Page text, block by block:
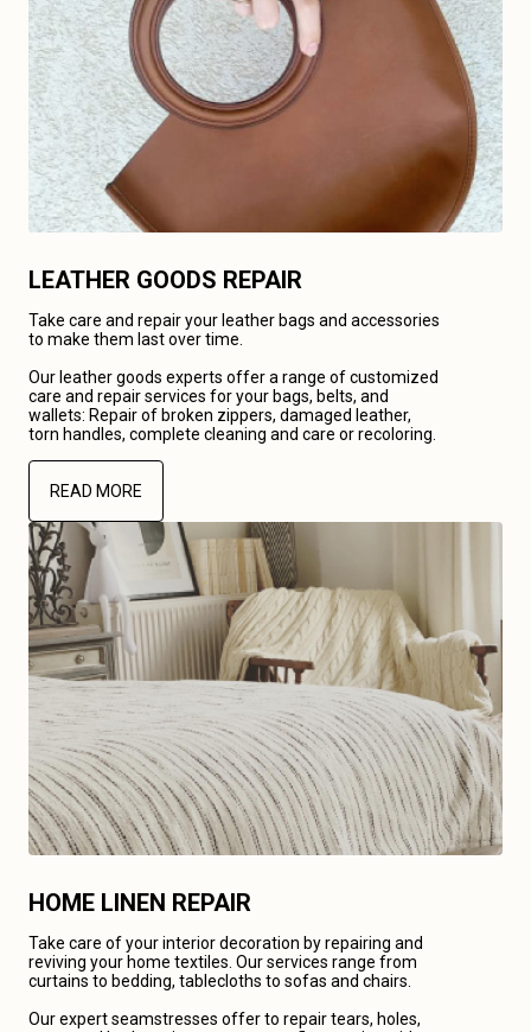
LEATHER GOODS REPAIR
Take care and repair your leather bags and accessories
to make them last over time.
Our leather goods experts offer a range of customized
care and repair services for your bags, belts, and
wallets: Repair of broken zippers, damaged leather,
torn handles, complete cleaning and care or recoloring.
READ MORE
HOME LINEN REPAIR
Take care of your interior decoration by repairing and
reviving your home textiles. Our services range from
curtains to bedding, tablecloths to sofas and chairs.
Our expert seamstresses offer to repair tears, holes,